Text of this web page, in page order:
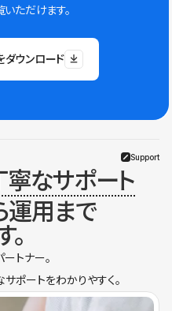
ただけます。
ウンロード
Support
なサポート
運用まで
トナー。
ポートをわかりやすく。